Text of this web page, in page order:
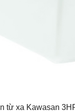
từ xa Kawasan